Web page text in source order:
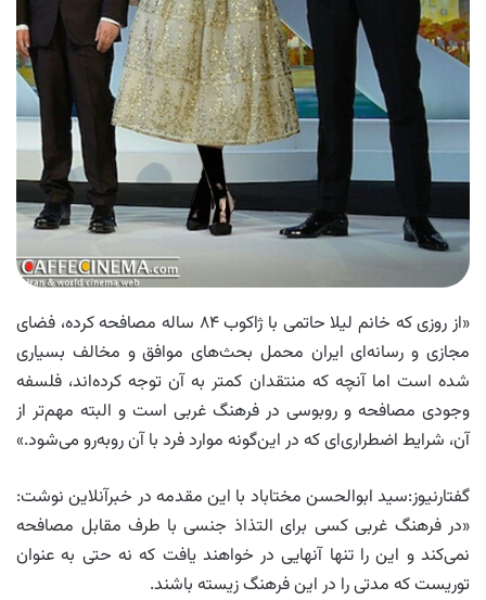
«از روزی که خانم لیلا حاتمی با ژاکوب ۸۴ ساله مصافحه کرده‌، فضای
مجازی و رسانه‌ای ایران محمل بحث‌های موافق و مخالف بسیاری
شده است اما آنچه که منتقدان کمتر به آن توجه کرده‌اند، فلسفه
وجودی مصافحه و روبوسی در فرهنگ غربی است و البته مهم‌تر از‌
آن، شرایط اضطراری‌ای که در این‌گونه موارد فرد با آن روبه‌رو می‌شود.»
گفتارنیوز:سید ابوالحسن مختاباد با این مقدمه در خبرآنلاین نوشت:
«در فرهنگ غربی کسی برای التذاذ جنسی با طرف مقابل مصافحه
نمی‌کند و این را تنها آنهایی در خواهند یافت که نه حتی به عنوان
توریست که مدتی را در این فرهنگ زیسته باشند.